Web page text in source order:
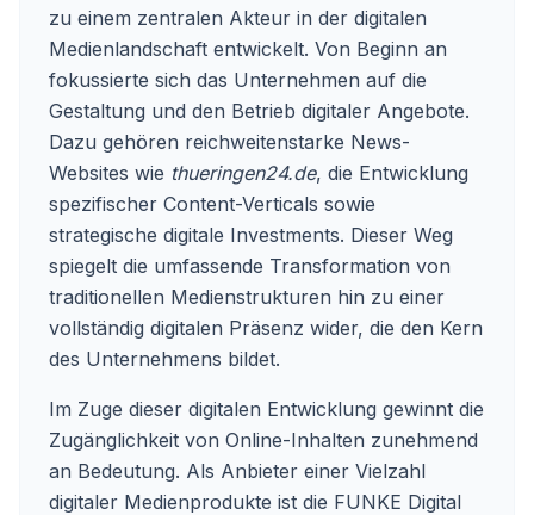
zu einem zentralen Akteur in der digitalen
Medienlandschaft entwickelt. Von Beginn an
fokussierte sich das Unternehmen auf die
Gestaltung und den Betrieb digitaler Angebote.
Dazu gehören reichweitenstarke News-
Websites wie thueringen24.de, die Entwicklung
spezifischer Content-Verticals sowie
strategische digitale Investments. Dieser Weg
spiegelt die umfassende Transformation von
traditionellen Medienstrukturen hin zu einer
vollständig digitalen Präsenz wider, die den Kern
des Unternehmens bildet.
Im Zuge dieser digitalen Entwicklung gewinnt die
Zugänglichkeit von Online-Inhalten zunehmend
an Bedeutung. Als Anbieter einer Vielzahl
digitaler Medienprodukte ist die FUNKE Digital